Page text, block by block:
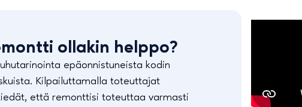
ollakin helppo?
epäonnistuneista kodin
Kilpailuttamalla toteuttajat
että remonttisi toteuttaa varmasti